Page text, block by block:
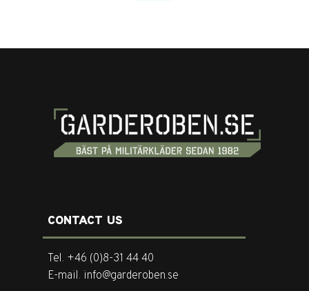
CONTACT US
Tel. +46 (0)8-31 44 40
E-mail. info@garderoben.se